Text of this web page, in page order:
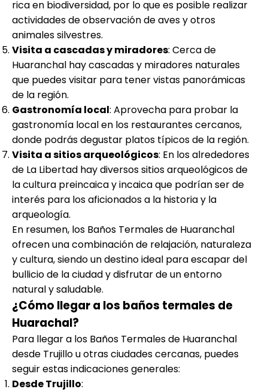
rica en biodiversidad, por lo que es posible realizar
actividades de observación de aves y otros
animales silvestres.
Visita a cascadas y miradores: Cerca de
Huaranchal hay cascadas y miradores naturales
que puedes visitar para tener vistas panorámicas
de la región.
Gastronomía local: Aprovecha para probar la
gastronomía local en los restaurantes cercanos,
donde podrás degustar platos típicos de la región.
Visita a sitios arqueológicos: En los alrededores
de La Libertad hay diversos sitios arqueológicos de
la cultura preincaica y incaica que podrían ser de
interés para los aficionados a la historia y la
arqueología.
En resumen, los Baños Termales de Huaranchal
ofrecen una combinación de relajación, naturaleza
y cultura, siendo un destino ideal para escapar del
bullicio de la ciudad y disfrutar de un entorno
natural y saludable.
¿Cómo llegar a los baños termales de
Huarachal?
Para llegar a los Baños Termales de Huaranchal
desde Trujillo u otras ciudades cercanas, puedes
seguir estas indicaciones generales:
Desde Trujillo: